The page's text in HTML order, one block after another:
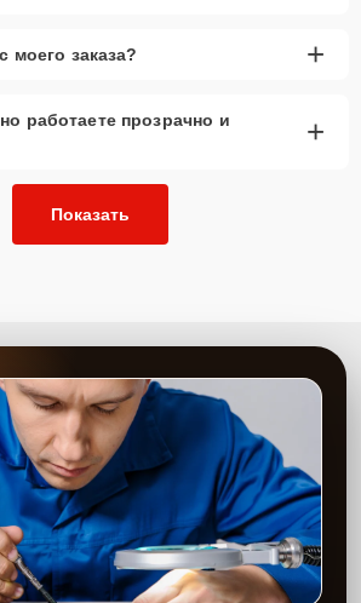
моего заказа? +
работаете прозрачно и
+
Показать